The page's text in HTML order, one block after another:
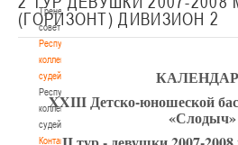
Тренерский
совет
Республиканская
коллегия
судей
Республиканская
коллегия
судей
Контакты
(ГОРИЗОНТ) ДИВИЗИОН 2
XXIII Детско-юношеской
«Слодыч»